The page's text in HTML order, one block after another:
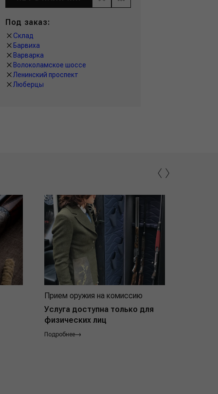
Под заказ:
Склад
Барвиха
Варварка
Волоколамское шоссе
Ленинский проспект
Люберцы
Прием оружия на комиссию
Услуга доступна только для
физических лиц
Подробнее
‹›